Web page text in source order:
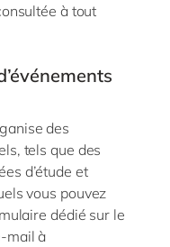
à tout
des
tels que des
d’étude et
vous pouvez
dédié sur le
mail à